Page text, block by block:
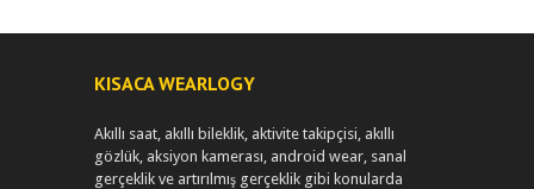
KISACA WEARLOGY
Akıllı saat, akıllı bileklik, aktivite takipçisi, akıllı
gözlük, aksiyon kamerası, android wear, sanal
gerçeklik ve artırılmış gerçeklik gibi konularda